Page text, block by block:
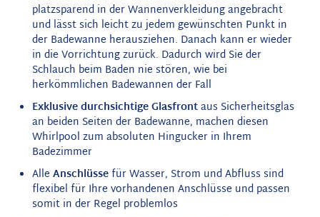
platzsparend in der Wannenverkleidung angebracht
und lässt sich leicht zu jedem gewünschten Punkt in
der Badewanne herausziehen. Danach kann er wieder
in die Vorrichtung zurück. Dadurch wird Sie der
Schlauch beim Baden nie stören, wie bei
herkömmlichen Badewannen der Fall
Exklusive durchsichtige Glasfrontaus Sicherheitsglas
an beiden Seiten der Badewanne, machen diesen
Whirlpool zum absoluten Hingucker in Ihrem
Badezimmer
Alle Anschlüssefür Wasser, Strom und Abfluss sind
flexibel für Ihre vorhandenen Anschlüsse und passen
somit in der Regel problemlos